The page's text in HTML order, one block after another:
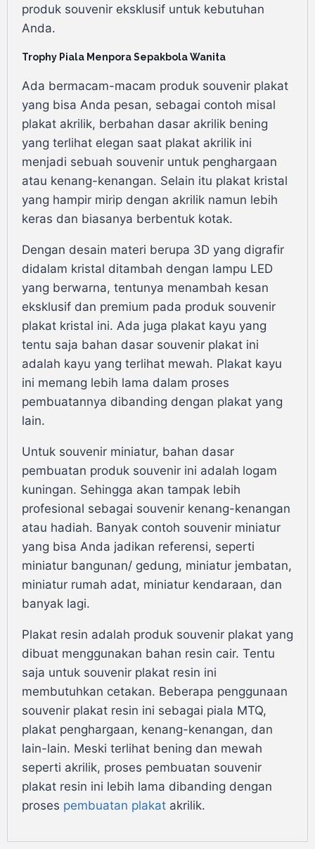
produk souvenir eksklusif untuk kebutuhan
Anda.
Trophy Piala Menpora Sepakbola Wanita
Ada bermacam-macam produk souvenir plakat
yang bisa Anda pesan, sebagai contoh misal
plakat akrilik, berbahan dasar akrilik bening
yang terlihat elegan saat plakat akrilik ini
menjadi sebuah souvenir untuk penghargaan
atau kenang-kenangan. Selain itu plakat kristal
yang hampir mirip dengan akrilik namun lebih
keras dan biasanya berbentuk kotak.
Dengan desain materi berupa 3D yang digrafir
didalam kristal ditambah dengan lampu LED
yang berwarna, tentunya menambah kesan
eksklusif dan premium pada produk souvenir
plakat kristal ini. Ada juga plakat kayu yang
tentu saja bahan dasar souvenir plakat ini
adalah kayu yang terlihat mewah. Plakat kayu
ini memang lebih lama dalam proses
pembuatannya dibanding dengan plakat yang
lain.
Untuk souvenir miniatur, bahan dasar
pembuatan produk souvenir ini adalah logam
kuningan. Sehingga akan tampak lebih
profesional sebagai souvenir kenang-kenangan
atau hadiah. Banyak contoh souvenir miniatur
yang bisa Anda jadikan referensi, seperti
miniatur bangunan/ gedung, miniatur jembatan,
miniatur rumah adat, miniatur kendaraan, dan
banyak lagi.
Plakat resin adalah produk souvenir plakat yang
dibuat menggunakan bahan resin cair. Tentu
saja untuk souvenir plakat resin ini
membutuhkan cetakan. Beberapa penggunaan
souvenir plakat resin ini sebagai piala MTQ,
plakat penghargaan, kenang-kenangan, dan
lain-lain. Meski terlihat bening dan mewah
seperti akrilik, proses pembuatan souvenir
plakat resin ini lebih lama dibanding dengan
proses pembuatan plakat akrilik.